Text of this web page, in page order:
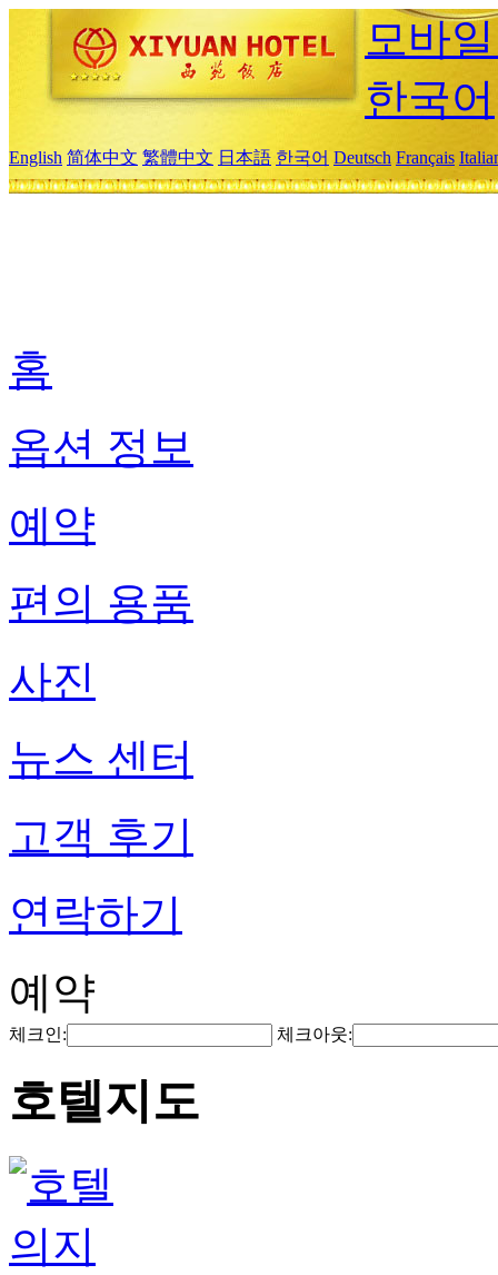
모바
한국어
English 简体中文 繁體中文 日本語 한국어 Deutsch Français
홈
옵션 정보
예약
편의 용품
사진
뉴스 센터
고객 후기
연락하기
예약
체크인: 체크아웃:
호텔지도